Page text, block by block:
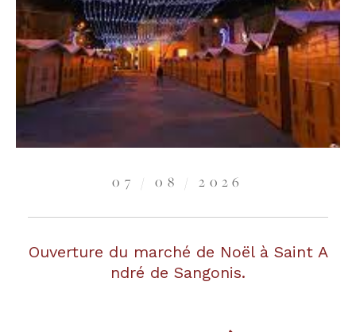
07 / 08 / 2026
Ouverture du marché de Noël à Saint A
ndré de Sangonis.